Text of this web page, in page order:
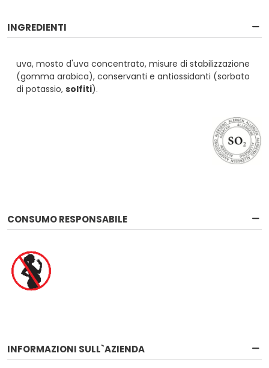
INGREDIENTI
uva, mosto d'uva concentrato, misure di stabilizzazione
(gomma arabica), conservanti e antiossidanti (sorbato
di potassio, solfiti).
CONSUMO RESPONSABILE
INFORMAZIONI SULL`AZIENDA